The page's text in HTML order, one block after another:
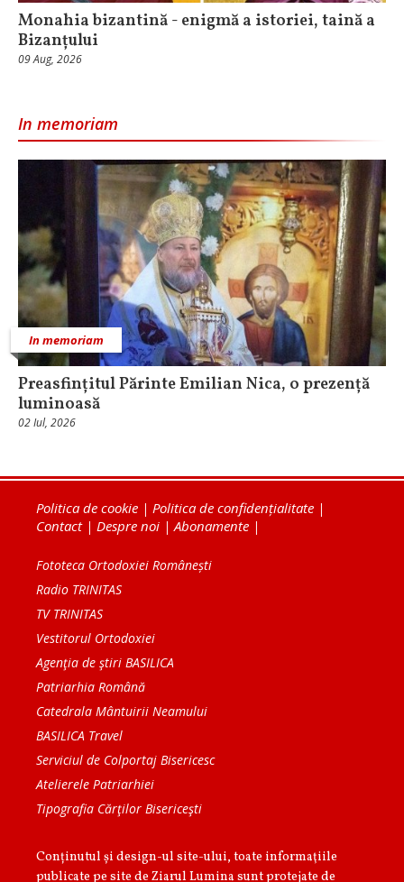
Monahia bizantină - enigmă a istoriei, taină a
Bizanțului
09 Aug, 2026
In memoriam
In memoriam
Preasfințitul Părinte Emilian Nica, o prezență
luminoasă
02 Iul, 2026
Politica de cookie | Politica de confidențialitate |
Contact| Despre noi |Abonamente |
Fototeca Ortodoxiei Românești
Radio TRINITAS
TV TRINITAS
Vestitorul Ortodoxiei
Agenţia de ştiri BASILICA
Patriarhia Română
Catedrala Mântuirii Neamului
BASILICA Travel
Serviciul de Colportaj Bisericesc
Atelierele Patriarhiei
Tipografia Cărţilor Bisericeşti
Conținutul și design-ul site-ului, toate informaţiile
publicate pe site de Ziarul Lumina sunt protejate de